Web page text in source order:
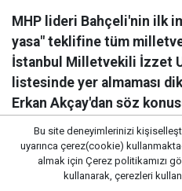
MHP lideri Bahçeli'nin ilk
yasa" teklifine tüm
İstanbul Milletvekili İzzet
listesinde yer almaması
Erkan Akçay'dan söz
Bu site deneyimlerinizi
uyarınca çerez(cookie)
almak için Çerez politikamızı
kullanarak, çerezleri